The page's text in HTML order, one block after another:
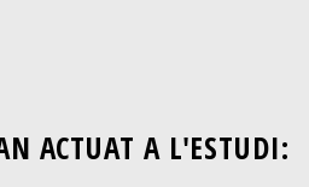
ACTUAT A L'ESTUDI: